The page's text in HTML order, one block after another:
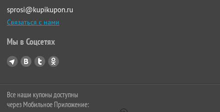
sprosi@kupikupon.ru
Связаться с нами
Мы в Соцсетях
Все наши купоны доступны
через Мобильное Приложение: